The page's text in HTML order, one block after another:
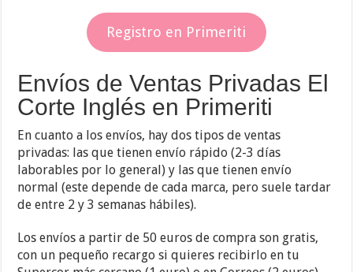
Registro en Primeriti
Envíos de Ventas Privadas El
Corte Inglés en Primeriti
En cuanto a los envíos, hay dos tipos de ventas
privadas: las que tienen envío rápido (2-3 días
laborables por lo general) y las que tienen envío
normal (este depende de cada marca, pero suele tardar
de entre 2 y 3 semanas hábiles).
Los envíos a partir de 50 euros de compra son gratis,
con un pequeño recargo si quieres recibirlo en tu